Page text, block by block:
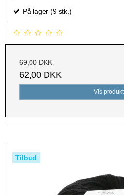
På lager (9 stk.)
69,00 DKK
62,00 DKK
Vis produkt
Tilbud